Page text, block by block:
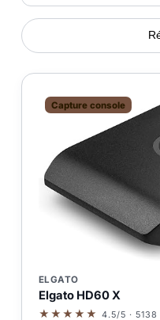
Capture console
ELGATO
Elgato HD60 X
★★★★★ 4.5/5 · 5138